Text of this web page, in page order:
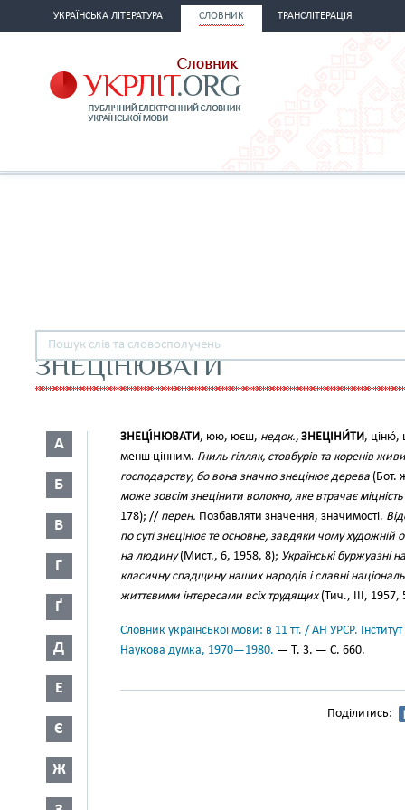
УКРАЇНСЬКА ЛІТЕРАТУРА СЛОВНИК ТРАНСЛІТЕРАЦІЯ
ЗНЕЦІНЮВАТИ
А
Б
В
Г
Ґ
Д
Е
Є
Ж
ЗНЕЦІ́НЮВАТИ, юю, юєш, недок., ЗНЕЦІНИ́ТИ, ціню́,
менш цінним. Гниль гілляк, стовбурів та коренів
господарству, бо вона значно знецінює дерева (Бот.
може зовсім знецінити волокно, яке втрачає
178); // перен. Позбавляти значення, значимості.
по суті знецінює те основне, завдяки чому
на людину(Мист., 6, 1958, 8); Українські буржуазні
класичну спадщину наших народів і славні
життєвими інтересами всіх трудящих(Тич., III, 1957,
Словник української мови: в 11 тт. / АН УРСР.
Наукова думка, 1970—1980. — Т. 3. — С. 660.
Поділитись: